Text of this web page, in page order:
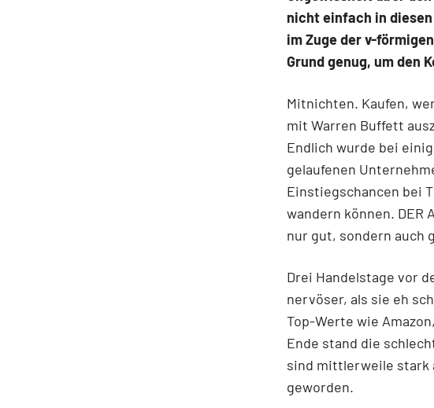
nicht einfach in
im Zuge der v-
Grund genug, um den
Mitnichten. Kaufen,
mit Warren Buffett
Endlich wurde bei
gelaufenen
Einstiegschancen bei
wandern können. DER
nur gut, sondern auch
Drei Handelstage vor
nervöser, als sie eh
Top-Werte wie
Ende stand die
sind mittlerweile stark
geworden.